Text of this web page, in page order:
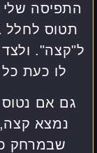
התפיסה שלי
תטוס לחלל
ל"קצה". ולצד
לו כעת
גם אם נטוס
נמצא קצה,
שבמרחק